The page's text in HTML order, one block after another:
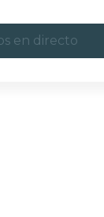
en directo